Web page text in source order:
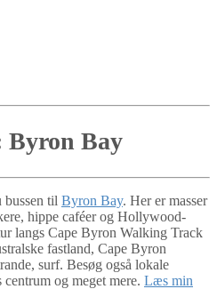
Byron Bay
bussen til Byron Bay. Her er masser
hippe caféer og Hollywood-
langs Cape Byron Walking Track
fastland, Cape Byron
surf. Besøg også lokale
og meget mere. Læs min